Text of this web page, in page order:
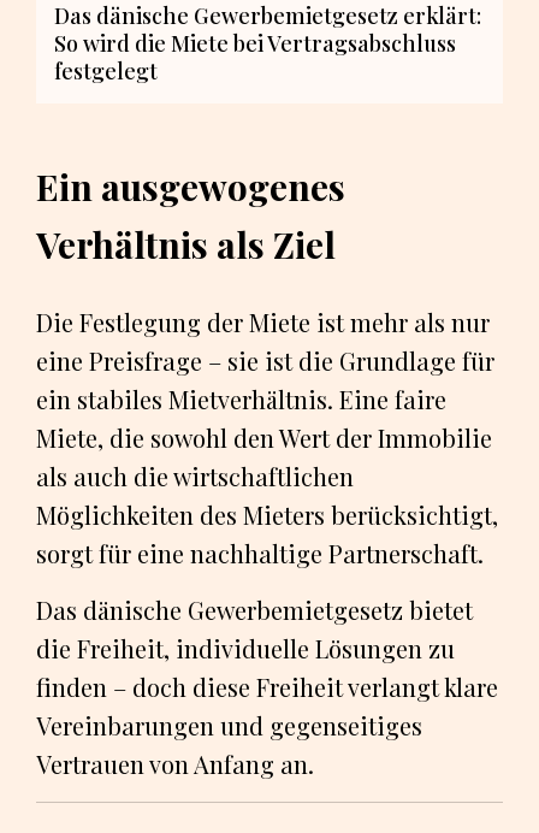
Das dänische Gewerbemietgesetz erklärt:
So wird die Miete bei Vertragsabschluss
festgelegt
Ein ausgewogenes
Verhältnis als Ziel
Die Festlegung der Miete ist mehr als nur
eine Preisfrage – sie ist die Grundlage für
ein stabiles Mietverhältnis. Eine faire
Miete, die sowohl den Wert der Immobilie
als auch die wirtschaftlichen
Möglichkeiten des Mieters berücksichtigt,
sorgt für eine nachhaltige Partnerschaft.
Das dänische Gewerbemietgesetz bietet
die Freiheit, individuelle Lösungen zu
finden – doch diese Freiheit verlangt klare
Vereinbarungen und gegenseitiges
Vertrauen von Anfang an.